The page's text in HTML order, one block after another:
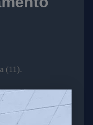
(11).